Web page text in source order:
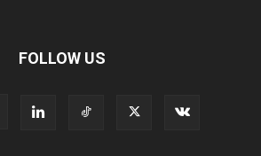
FOLLOW US